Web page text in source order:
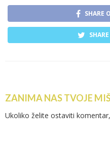
SHARE
ZANIMA NAS TVOJE
Ukoliko želite ostaviti